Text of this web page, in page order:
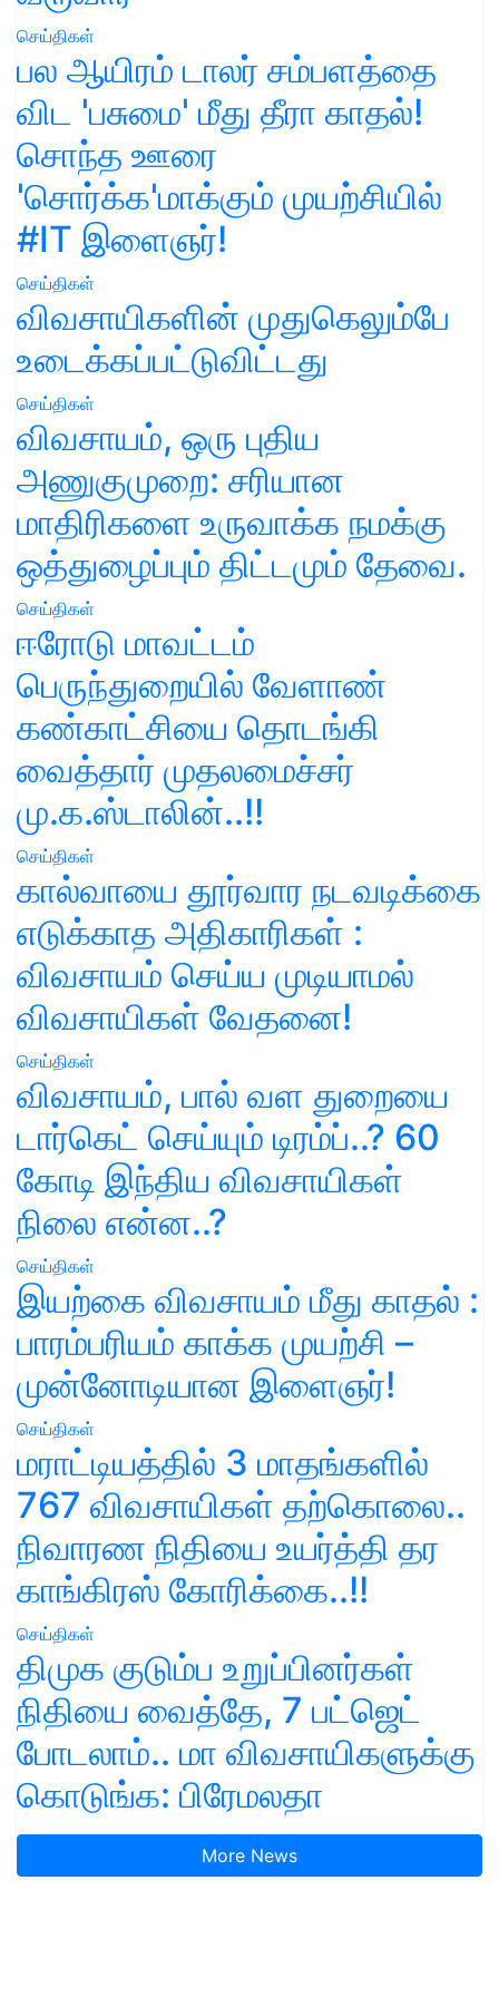
செய்திகள்
பல ஆயிரம் டாலர் சம்பளத்தை
விட 'பசுமை' மீது தீரா காதல்!
சொந்த ஊரை
'சொர்க்க'மாக்கும் முயற்சியில்
#IT இளைஞர்!
செய்திகள்
விவசாயிகளின் முதுகெலும்பே
உடைக்கப்பட்டுவிட்டது
செய்திகள்
விவசாயம், ஒரு புதிய
அணுகுமுறை: சரியான
மாதிரிகளை உருவாக்க நமக்கு
ஒத்துழைப்பும் திட்டமும் தேவை.
செய்திகள்
ஈரோடு மாவட்டம்
பெருந்துறையில் வேளாண்
கண்காட்சியை தொடங்கி
வைத்தார் முதலமைச்சர்
மு.க.ஸ்டாலின்..!!
செய்திகள்
கால்வாயை தூர்வார நடவடிக்கை
எடுக்காத அதிகாரிகள் :
விவசாயம் செய்ய முடியாமல்
விவசாயிகள் வேதனை!
செய்திகள்
விவசாயம், பால் வள துறையை
டார்கெட் செய்யும் டிரம்ப்..? 60
கோடி இந்திய விவசாயிகள்
நிலை என்ன..?
செய்திகள்
இயற்கை விவசாயம் மீது காதல் :
பாரம்பரியம் காக்க முயற்சி –
முன்னோடியான இளைஞர்!
செய்திகள்
மராட்டியத்தில் 3 மாதங்களில்
767 விவசாயிகள் தற்கொலை..
நிவாரண நிதியை உயர்த்தி தர
காங்கிரஸ் கோரிக்கை..!!
செய்திகள்
திமுக குடும்ப உறுப்பினர்கள்
நிதியை வைத்தே, 7 பட்ஜெட்
போடலாம்.. மா விவசாயிகளுக்கு
கொடுங்க: பிரேமலதா
More News